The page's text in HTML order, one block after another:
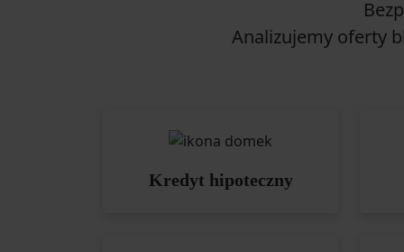
Analizujemy oferty
Kredyt hipoteczny